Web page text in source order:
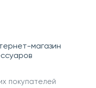
магазин
покупателей